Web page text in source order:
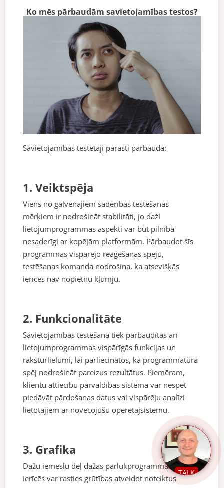
Ko mēs pārbaudām savietojamības testos?
Savietojamības testētāji parasti pārbauda:
1. Veiktspēja
Viens no galvenajiem saderības testēšanas
mērķiem ir nodrošināt stabilitāti, jo daži
lietojumprogrammas aspekti var būt pilnībā
nesaderīgi ar kopējām platformām. Pārbaudot šīs
programmas vispārējo reaģēšanas spēju,
testēšanas komanda nodrošina, ka atsevišķās
ierīcēs nav nopietnu kļūmju.
2. Funkcionalitāte
Savietojamības testēšanā tiek pārbaudītas arī
lietojumprogrammas vispārīgās funkcijas un
raksturlielumi, lai pārliecinātos, ka programmatūra
spēj nodrošināt pareizus rezultātus. Piemēram,
klientu attiecību pārvaldības sistēma var nespēt
piedāvāt pārdošanas datus vai vispārēju analīzi
lietotājiem ar novecojušu operētājsistēmu.
3. Grafika
Dažu iemeslu dēļ dažās pārlūkprogrammās vai
ierīcēs var rasties grūtības atveidot noteiktus
TALK